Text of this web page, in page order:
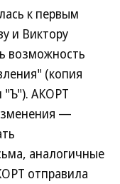
к первым
и Виктору
возможность
(копия
"Ъ"). АКОРТ
—
аналогичные
отправила